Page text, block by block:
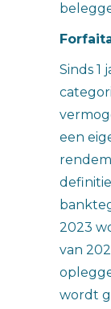
Sinds 1
een
2023
van
wordt